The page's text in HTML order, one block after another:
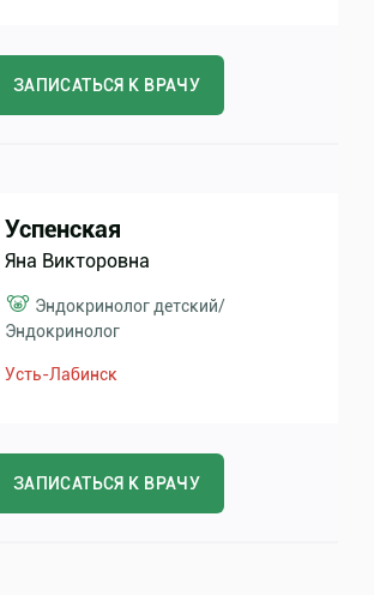
ЗАПИСАТЬСЯ К ВРАЧУ
Успенская
Яна Викторовна
Эндокринолог детский/
Эндокринолог
Усть-Лабинск
ЗАПИСАТЬСЯ К ВРАЧУ